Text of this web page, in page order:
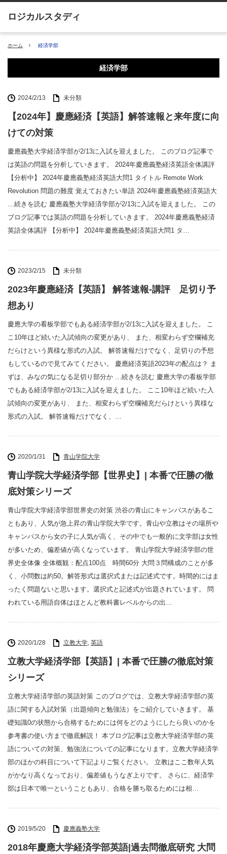
ホーム 経済学部
経済学部
2024/2/13 未分類
【2024年】慶應経済【英語】解答速報と来年度に向
けての対策
慶應義塾大学経済学部が2/13に入試を迎えました。 このブログ記事で
は英語の問題を分析していきます。 2024年慶應義塾経済英語全体講評
【分析中】 2024年慶應義塾経済英語大問1 タイトル Remote Work
Revolution 問題の難度 覚えておきたい単語 2024年慶應義塾経済英語大
…続きを読む 慶應義塾大学経済学部が2/13に入試を迎えました。 この
ブログ記事では英語の問題を分析していきます。 2024年慶應義塾経済
英語全体講評 【分析中】 2024年慶應義塾経済英語大問1 タ…
2023/2/15 未分類
2023年慶應経済【英語】 解答速報-講評 足切り予
想あり
慶應大学の看板学部でもある経済学部が2/13に入試を迎えました。 こ
こ10年ほど続いた入試傾向の変更があり、 また、相変わらず空欄補充
だらけという異様な形式の入試。 解答速報だけでなく、足切りの予想
もしているので見てみてください。 慶應経済英語2023年の配点は？ ま
ずは、みなの気になる足切り部分か …続きを読む 慶應大学の看板学部
でもある経済学部が2/13に入試を迎えました。 ここ10年ほど続いた入
試傾向の変更があり、 また、相変わらず空欄補充だらけという異様な
形式の入試。 解答速報だけでなく、…
2020/1/31 青山学院大学
青山学院大学経済学部【世界史】| 本番で圧勝の徹
底対策シリーズ
青山学院大学経済学部世界史の対策 渋谷の青山にキャンパスがあるこ
ともあり、人気が急上昇の青山学院大学です。青山や立教はその場所や
キャンパスから女の子に人気が高く、その中でも一般的に文学部は女性
が多いため、偏差値が高くなっています。 青山学院大学経済学部の世
界史全体像 全体概観：配点100点 時間60分 大問３問構成のことが多
く、小問数は約50。解答形式は選択式または記述式です。時間的にはま
ったく問題ないと思います。選択式と記述式が出題されています。 問
われている用語自体はほとんど教科書レベルからの出…
2020/1/28 立教大学, 英語
立教大学経済学部【英語】| 本番で圧勝の徹底対策
シリーズ
立教大学経済学部の英語対策 このブログでは、立教大学経済学部の英
語に関する入試対策（出題傾向と勉強法）をご紹介していきます。 基
礎知識0の状態から合格するためには何をどのようにしたら良いのかを
参考書の使い方まで徹底解説！ 本ブログ記事は立教大学経済学部の英
語についての対策、勉強法についての記事になります。立教大学経済学
部のほかの科目について下記よりご覧ください。 立教はここ数年人気
がかなり高くなっており、偏差値もうなぎ上りです。 さらに、経済学
部は日本で唯一ということもあり、合格を勝ち取るためには相…
2019/5/20 慶應義塾大学
2018年慶應大学経済学部英語|過去問徹底研究 大問